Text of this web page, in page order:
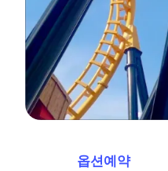
옵션예약